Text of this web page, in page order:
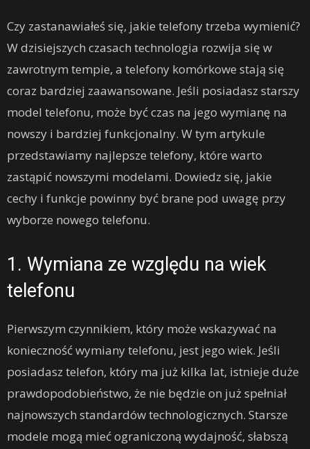
Czy zastanawiałeś się, jakie telefony trzeba wymienić?
W dzisiejszych czasach technologia rozwija się w
zawrotnym tempie, a telefony komórkowe stają się
coraz bardziej zaawansowane. Jeśli posiadasz starszy
model telefonu, może być czas na jego wymianę na
nowszy i bardziej funkcjonalny. W tym artykule
przedstawiamy najlepsze telefony, które warto
zastąpić nowszymi modelami. Dowiedz się, jakie
cechy i funkcje powinny być brane pod uwagę przy
wyborze nowego telefonu.
1. Wymiana ze względu na wiek
telefonu
Pierwszym czynnikiem, który może wskazywać na
konieczność wymiany telefonu, jest jego wiek. Jeśli
posiadasz telefon, który ma już kilka lat, istnieje duże
prawdopodobieństwo, że nie będzie on już spełniał
najnowszych standardów technologicznych. Starsze
modele mogą mieć ograniczoną wydajność, słabszą